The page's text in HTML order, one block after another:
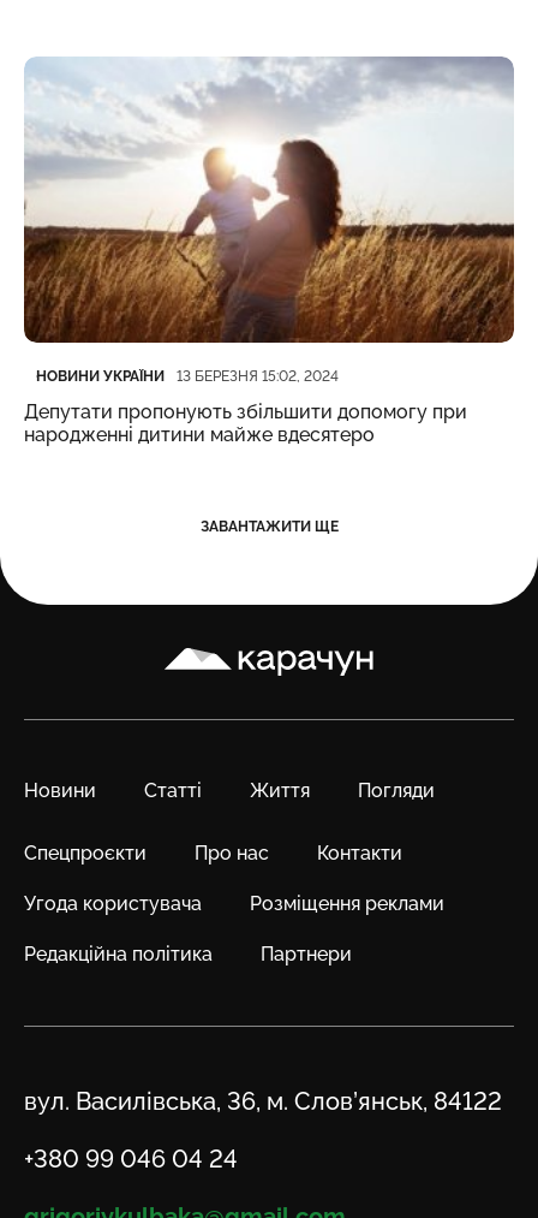
Категорія
НОВИНИ УКРАЇНИ
Дата публікації 13 БЕРЕЗНЯ 15:02, 2024
Депутати пропонують збільшити допомогу при
народженні дитини майже вдесятеро
ЗАВАНТАЖИТИ ЩЕ
Карачун
Новини Статті Життя Погляди
Спецпроєкти Про нас Контакти
Угода користувача Розміщення реклами
Редакційна політика Партнери
Адреса
вул. Василівська, 36, м. Слов’янськ, 84122
Телефон
+380 99 046 04 24